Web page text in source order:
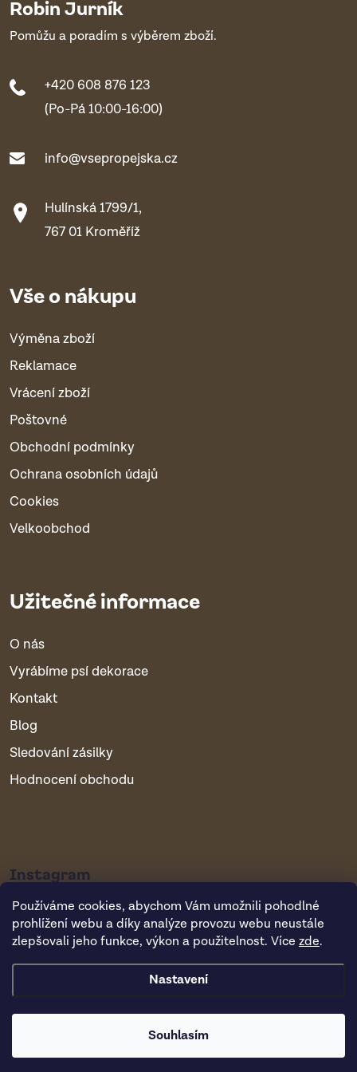
Používáme cookies, abychom Vám umožnili pohodlné
prohlížení webu a díky analýze provozu webu neustále
zlepšovali jeho funkce, výkon a použitelnost. Více zde.
Nastavení
Souhlasím
Robin Jurník
Pomůžu a poradím s výběrem zboží.
+420 608 876 123
(Po-Pá 10:00-16:00)
info@vsepropejska.cz
Hulínská 1799/1,
767 01 Kroměříž
Vše o nákupu
Výměna zboží
Reklamace
Vrácení zboží
Poštovné
Obchodní podmínky
Ochrana osobních údajů
Cookies
Velkoobchod
Užitečné informace
O nás
Vyrábíme psí dekorace
Kontakt
Blog
Sledování zásilky
Hodnocení obchodu
Instagram
Copyright 2026Vsepropejska.cz. Všechna práva vyhrazena.